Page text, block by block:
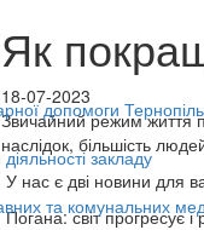
допомоги
закладу
та комунальних
Як
18-07-2023
Звичайний режим життя
наслідок, більшість
У нас є дві новини для
Погана: світ прогресує